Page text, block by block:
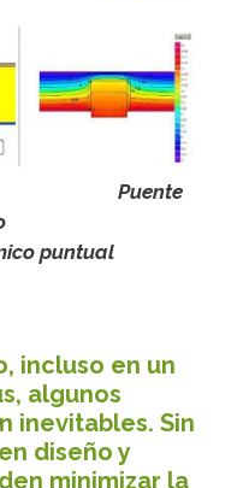
Puente
puntual
incluso en un
algunos
inevitables. Sin
diseño y
minimizar la